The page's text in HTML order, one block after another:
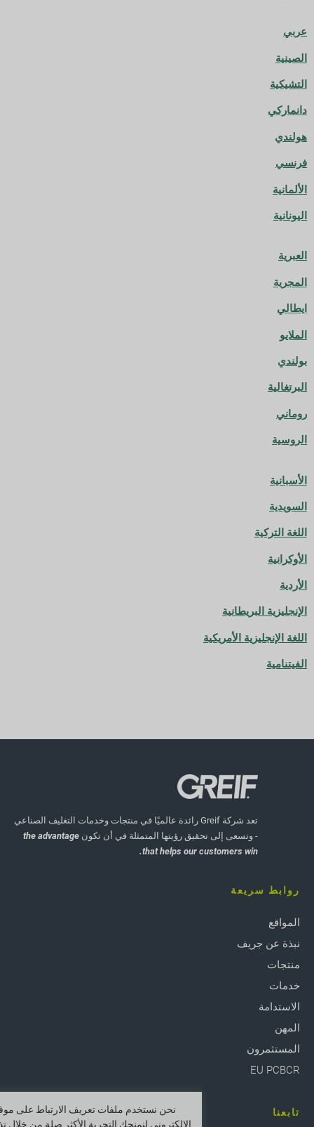
عربي
الصينية
التشيكية
دانماركي
هولندي
فرنسي
الألمانية
اليونانية
العبرية
المجرية
ايطالي
الملايو
بولندي
البرتغالية
روماني
الروسية
الأسبانية
السويدية
اللغة التركية
الأوكرانية
الأردية
الإنجليزية البريطانية
اللغة الإنجليزية الأمريكية
الفيتنامية
تعد شركة Greif رائدة عالميًا في منتجات وخدمات التغليف الصناعي
- وتسعى إلى تحقيق رؤيتها المتمثلة في أن تكون the advantage
that helps our customers win.
روابط سريعة
المواقع
نبذة عن جريف
منتجات
خدمات
الاستدامة
المهن
المستثمرون
EU PCBCR
تابعنا
نحن نستخدم ملفات تعريف الارتباط على
الإلكتروني لنمنحك التجربة الأكثر صلة من خلال